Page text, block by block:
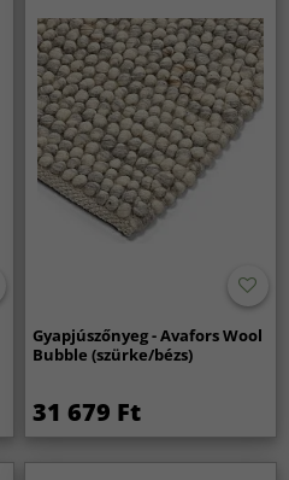
Gyapjúszőnyeg - Avafors Wool
Bubble (szürke/bézs)
31 679 Ft